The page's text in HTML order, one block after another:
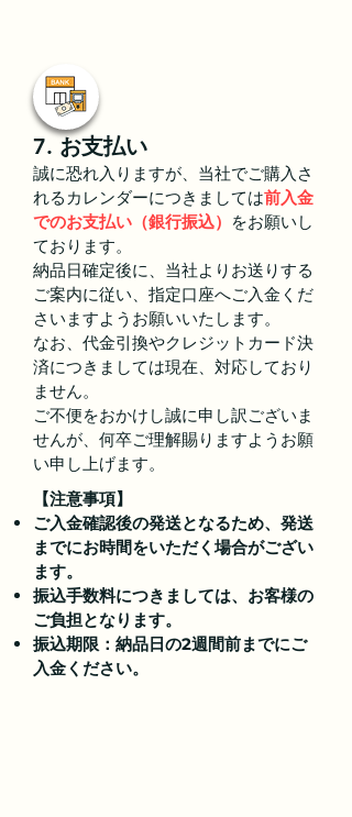
7. お支払い
誠に恐れ入りますが、当社でご購入さ
れるカレンダーにつきましては前入金
でのお支払い（銀行振込） をお願いし
ております。
納品日確定後に、当社よりお送りする
ご案内に従い、指定口座へご入金くだ
さいますようお願いいたします。
なお、代金引換やクレジットカード決
済につきましては現在、対応しており
ません。
ご不便をおかけし誠に申し訳ございま
せんが、何卒ご理解賜りますようお願
い申し上げます。
【注意事項】
ご入金確認後の発送となるため、発送
までにお時間をいただく場合がござい
ます。
振込手数料につきましては、お客様の
ご負担となります。
振込期限：納品日の2週間前までにご
入金ください。